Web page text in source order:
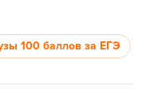
100 баллов за ЕГЭ